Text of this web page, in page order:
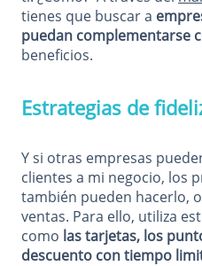
tienes que buscar a
puedan complementarse
beneficios.
Estrategias de
Y si otras empresas
clientes a mi negocio, los
también pueden hacerlo,
ventas. Para ello, utiliza
como las tarjetas, los
descuento con tiempo